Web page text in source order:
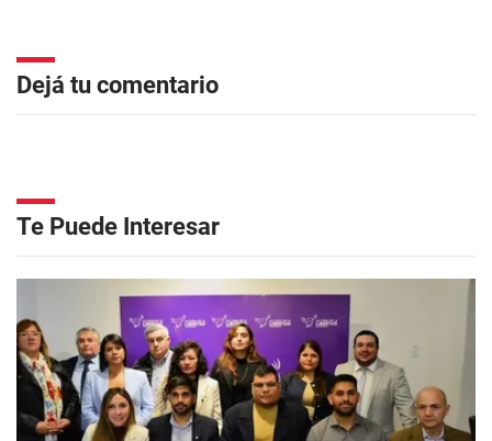
Dejá tu comentario
Te Puede Interesar